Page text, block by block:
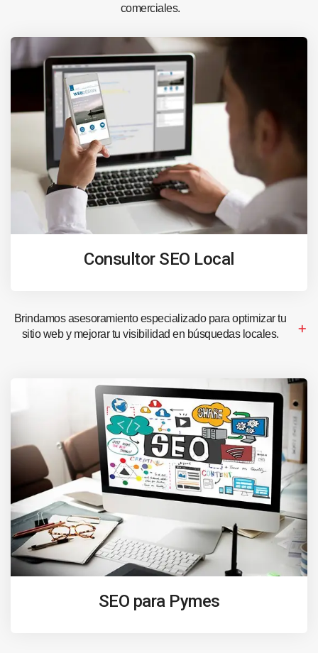
comerciales.
Consultor SEO Local
Brindamos asesoramiento especializado para optimizar tu
sitio web y mejorar tu visibilidad en búsquedas locales.
SEO para Pymes